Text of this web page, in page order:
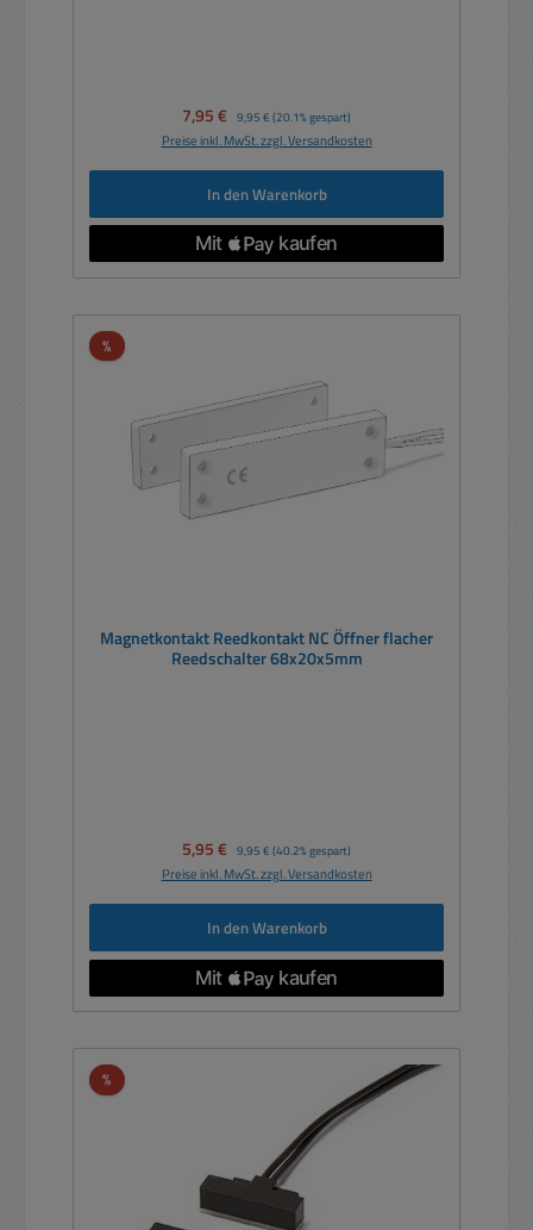
Verkaufspreis:
7,95 € Regulärer Preis:
9,95 € (20.1% gespart)
Preise inkl. MwSt. zzgl. Versandkosten
In den Warenkorb
%Rabatt
Magnetkontakt Reedkontakt NC Öffner flacher
Reedschalter 68x20x5mm
Verkaufspreis:
5,95 € Regulärer Preis:
9,95 € (40.2% gespart)
Preise inkl. MwSt. zzgl. Versandkosten
In den Warenkorb
%Rabatt